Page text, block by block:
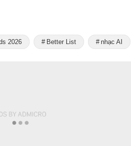
2026 Better List nhạc AI